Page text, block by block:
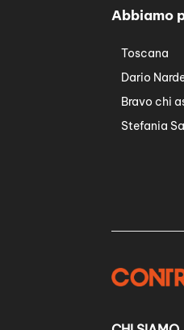
Abbiamo
Toscana
Dario
Bravo chi
Stefania